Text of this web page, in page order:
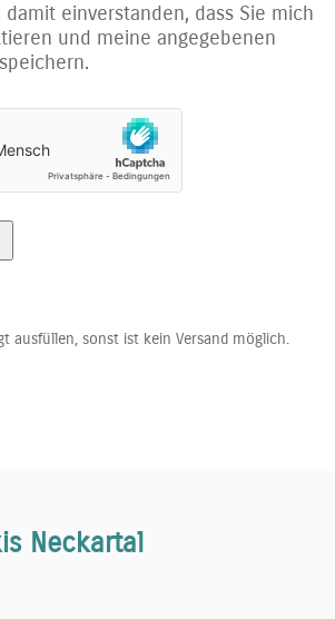
damit einverstanden, dass Sie mich
und meine angegebenen
ausfüllen, sonst ist kein Versand möglich.
Neckartal